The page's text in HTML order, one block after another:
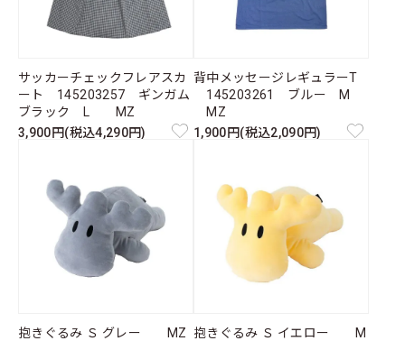
サッカーチェックフレアスカ
ート 145203257 ギンガム
ブラック L MZ
3,900円(税込4,290円)
背中メッセージレギュラーT
145203261 ブルー M
MZ
1,900円(税込2,090円)
抱きぐるみ Ｓ グレー MZ
抱きぐるみ Ｓ イエロー M